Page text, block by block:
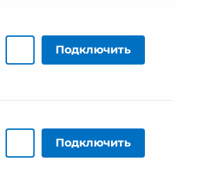
Подключить
Подключить